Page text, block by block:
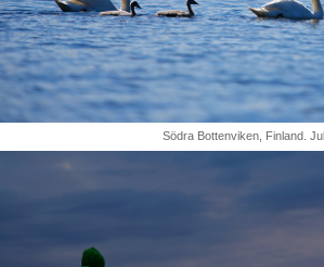
Södra Bottenviken, Finland.